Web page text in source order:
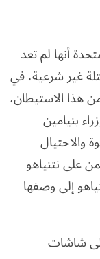
أنها لم تعد
غير شرعية، في
هذا الاستيطان،
بنيامين
والاحتيال
على نتنياهو
إلى وصفها
شاشات